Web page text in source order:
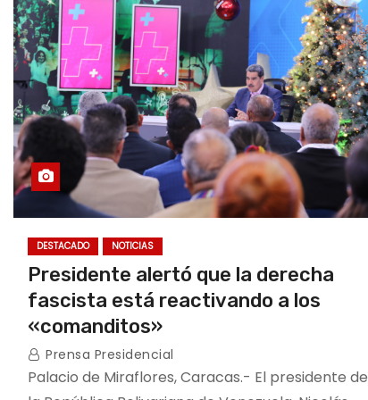
DESTACADO NOTICIAS
Presidente alertó que la derecha
fascista está reactivando a los
«comanditos»
Prensa Presidencial
Palacio de Miraflores, Caracas.- El presidente de